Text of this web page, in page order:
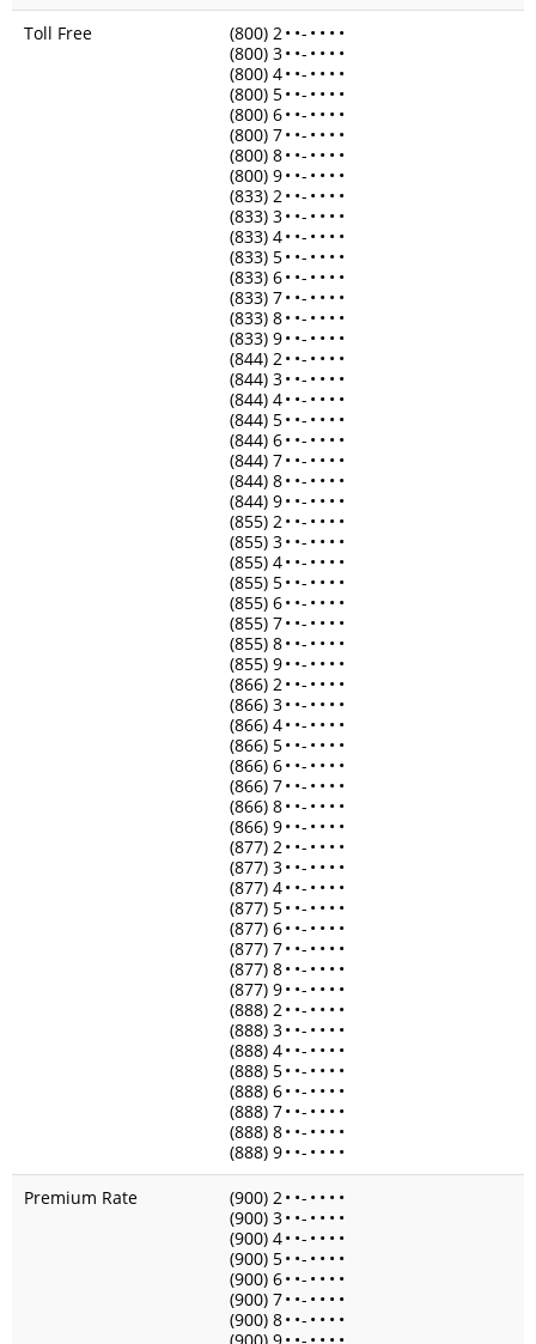
Toll Free
(800) 2• •- • • • •
(800) 3• •- • • • •
(800) 4• •- • • • •
(800) 5• •- • • • •
(800) 6• •- • • • •
(800) 7• •- • • • •
(800) 8• •- • • • •
(800) 9• •- • • • •
(833) 2• •- • • • •
(833) 3• •- • • • •
(833) 4• •- • • • •
(833) 5• •- • • • •
(833) 6• •- • • • •
(833) 7• •- • • • •
(833) 8• •- • • • •
(833) 9• •- • • • •
(844) 2• •- • • • •
(844) 3• •- • • • •
(844) 4• •- • • • •
(844) 5• •- • • • •
(844) 6• •- • • • •
(844) 7• •- • • • •
(844) 8• •- • • • •
(844) 9• •- • • • •
(855) 2• •- • • • •
(855) 3• •- • • • •
(855) 4• •- • • • •
(855) 5• •- • • • •
(855) 6• •- • • • •
(855) 7• •- • • • •
(855) 8• •- • • • •
(855) 9• •- • • • •
(866) 2• •- • • • •
(866) 3• •- • • • •
(866) 4• •- • • • •
(866) 5• •- • • • •
(866) 6• •- • • • •
(866) 7• •- • • • •
(866) 8• •- • • • •
(866) 9• •- • • • •
(877) 2• •- • • • •
(877) 3• •- • • • •
(877) 4• •- • • • •
(877) 5• •- • • • •
(877) 6• •- • • • •
(877) 7• •- • • • •
(877) 8• •- • • • •
(877) 9• •- • • • •
(888) 2• •- • • • •
(888) 3• •- • • • •
(888) 4• •- • • • •
(888) 5• •- • • • •
(888) 6• •- • • • •
(888) 7• •- • • • •
(888) 8• •- • • • •
(888) 9• •- • • • •
Premium Rate
(900) 2• •- • • • •
(900) 3• •- • • • •
(900) 4• •- • • • •
(900) 5• •- • • • •
(900) 6• •- • • • •
(900) 7• •- • • • •
(900) 8• •- • • • •